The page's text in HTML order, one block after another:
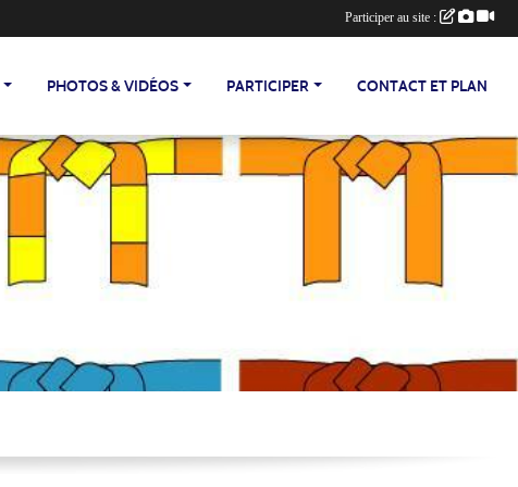
PHOTOS & VIDÉOS PARTICIPER CONTACT ET PLAN
Participer au site :